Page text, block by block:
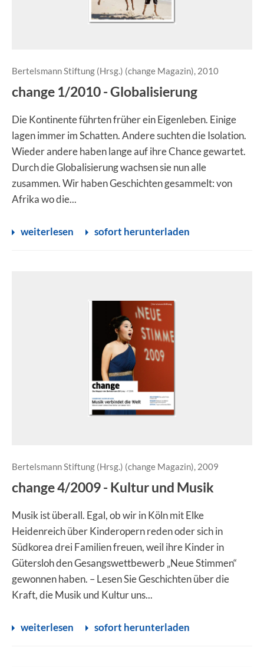
Bertelsmann Stiftung (Hrsg.) (change Magazin), 2010
change 1/2010 - Globalisierung
Die Kontinente führten früher ein Eigenleben. Einige
lagen immer im Schatten. Andere suchten die Isolation.
Wieder andere haben lange auf ihre Chance gewartet.
Durch die Globalisierung wachsen sie nun alle
zusammen. Wir haben Geschichten gesammelt: von
Afrika wo die...
weiterlesen sofort herunterladen
Bertelsmann Stiftung (Hrsg.) (change Magazin), 2009
change 4/2009 - Kultur und Musik
Musik ist überall. Egal, ob wir in Köln mit Elke
Heidenreich über Kinderopern reden oder sich in
Südkorea drei Familien freuen, weil ihre Kinder in
Gütersloh den Gesangswettbewerb „Neue Stimmen“
gewonnen haben. – Lesen Sie Geschichten über die
Kraft, die Musik und Kultur uns...
weiterlesen sofort herunterladen